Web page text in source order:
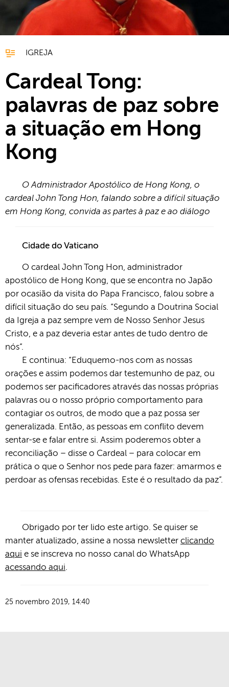
IGREJA
Cardeal Tong:
palavras de paz sobre
a situação em Hong
Kong
O Administrador Apostólico de Hong Kong, o
cardeal John Tong Hon, falando sobre a difícil situação
em Hong Kong, convida as partes à paz e ao diálogo
Cidade do Vaticano
O cardeal John Tong Hon, administrador
apostólico de Hong Kong, que se encontra no Japão
por ocasião da visita do Papa Francisco, falou sobre a
difícil situação do seu país. “Segundo a Doutrina Social
da Igreja a paz sempre vem de Nosso Senhor Jesus
Cristo, e a paz deveria estar antes de tudo dentro de
nós”.
E continua: “Eduquemo-nos com as nossas
orações e assim podemos dar testemunho de paz, ou
podemos ser pacificadores através das nossas próprias
palavras ou o nosso próprio comportamento para
contagiar os outros, de modo que a paz possa ser
generalizada. Então, as pessoas em conflito devem
sentar-se e falar entre si. Assim poderemos obter a
reconciliação – disse o Cardeal – para colocar em
prática o que o Senhor nos pede para fazer: amarmos e
perdoar as ofensas recebidas. Este é o resultado da paz”.
Obrigado por ter lido este artigo. Se quiser se
manter atualizado, assine a nossa newsletter clicando
aqui e se inscreva no nosso canal do WhatsApp
acessando aqui.
25 novembro 2019, 14:40